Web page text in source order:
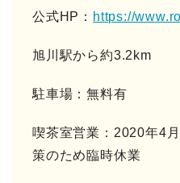
公式HP： https://
旭川駅から約3.2km
駐車場：無料有
喫茶室営業：2020年4
策のため臨時休業